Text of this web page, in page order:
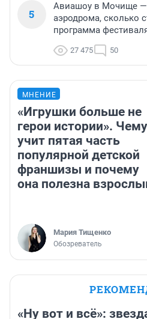
5
Авиашоу в Мочище —
аэродрома, сколько
программа
27 475 50
МНЕНИЕ
«Игрушки больше не
герои истории». Чему
учит пятая часть
популярной детской
франшизы и почему
она полезна
Мария Тищенко
Обозреватель
«Ну вот и всё»: